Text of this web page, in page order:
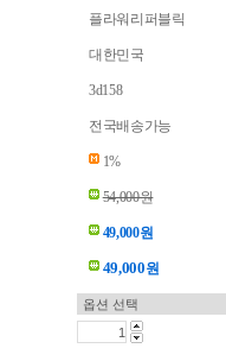
플라워리퍼블릭
대한민국
3d158
전국배송가능
1%
54,000원
49,000원
49,000원